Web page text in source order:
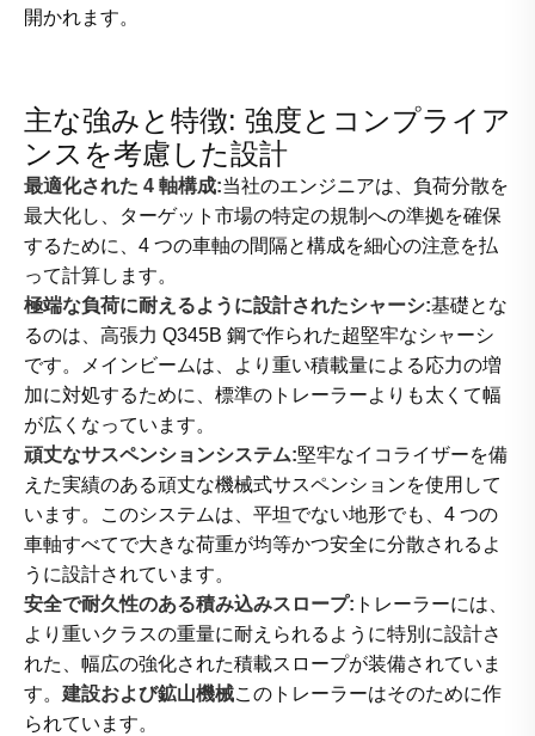
開かれます。
主な強みと特徴: 強度とコンプライア
ンスを考慮した設計
最適化された 4 軸構成:当社のエンジニアは、負荷分散を
最大化し、ターゲット市場の特定の規制への準拠を確保
するために、4 つの車軸の間隔と構成を細心の注意を払
って計算します。
極端な負荷に耐えるように設計されたシャーシ:基礎とな
るのは、高張力 Q345B 鋼で作られた超堅牢なシャーシ
です。メインビームは、より重い積載量による応力の増
加に対処するために、標準のトレーラーよりも太くて幅
が広くなっています。
頑丈なサスペンションシステム:堅牢なイコライザーを備
えた実績のある頑丈な機械式サスペンションを使用して
います。このシステムは、平坦でない地形でも、4 つの
車軸すべてで大きな荷重が均等かつ安全に分散されるよ
うに設計されています。
安全で耐久性のある積み込みスロープ: トレーラーには、
より重いクラスの重量に耐えられるように特別に設計さ
れた、幅広の強化された積載スロープが装備されていま
す。 建設および鉱山機械このトレーラーはそのために作
られています。